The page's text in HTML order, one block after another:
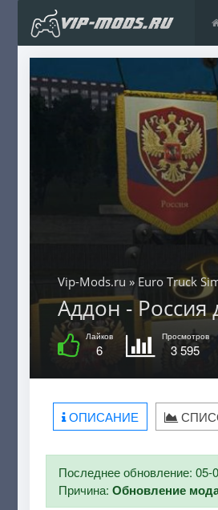
Vip-Mods.ru » Euro Truck
Аддон - Россия
Лайков
6
Просмотров
3 595
ОПИСАНИЕ
Последнее обновление: 05-
Причина: Обновление